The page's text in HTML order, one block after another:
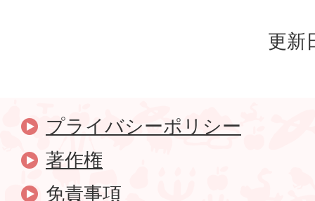
更新
プライバシーポリシー
著作権
免責事項